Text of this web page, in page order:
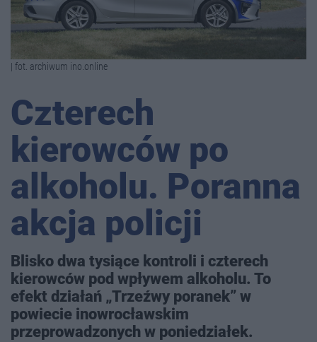
| fot. archiwum ino.online
Czterech
kierowców po
alkoholu. Poranna
akcja policji
Blisko dwa tysiące kontroli i czterech
kierowców pod wpływem alkoholu. To
efekt działań „Trzeźwy poranek” w
powiecie inowrocławskim
przeprowadzonych w poniedziałek.